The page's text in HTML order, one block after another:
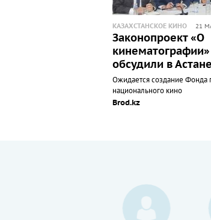
КАЗАХСТАНСКОЕ КИНО 21
Законопроект «О
кинематографии»
обсудили в Астане
Ожидается создание Фонда
национального кино
Brod.kz